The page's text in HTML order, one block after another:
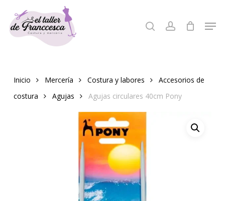
main
search account
Inicio Mercería Costura y labores
Accesorios de
costura
Agujas Agujas circulares 40cm Pony
Close